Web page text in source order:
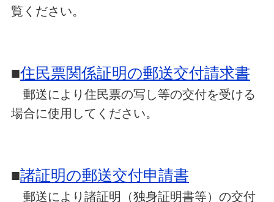
覧ください。
■住民票関係証明の郵送交付請求書
郵送により住民票の写し等の交付を受ける
場合に使用してください。
■諸証明の郵送交付申請書
郵送により諸証明（独身証明書等）の交付